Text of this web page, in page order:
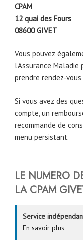
CPAM
12 quai des Fours
08600GIVET
Vous pouvez
l’Assurance
prendre rendez-
Si vous avez des
compte, un
recommande de
menu persistant.
LE NUMERO
LA CPAM
Service
En savoir plus